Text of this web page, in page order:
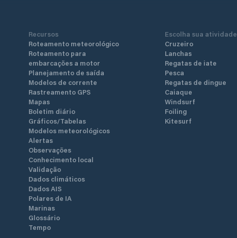
Recursos
Roteamento meteorológico
Roteamento para
embarcações a motor
Planejamento de saída
Modelos de corrente
Rastreamento GPS
Mapas
Boletim diário
Gráficos/Tabelas
Modelos meteorológicos
Alertas
Observações
Conhecimento local
Validação
Dados climáticos
Dados AIS
Polares de IA
Marinas
Glossário
Tempo
Escolha sua atividade
Cruzeiro
Lanchas
Regatas de iate
Pesca
Regatas de dingue
Caiaque
Windsurf
Foiling
Kitesurf